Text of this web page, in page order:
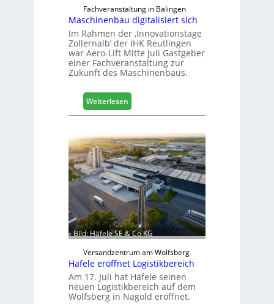
Fachveranstaltung in Balingen
Maschinenbau digitalisiert sich
Im Rahmen der ‚Innovationstage
Zollernalb‘ der IHK Reutlingen
war Aero-Lift Mitte Juli Gastgeber
einer Fachveranstaltung zur
Zukunft des Maschinenbaus.
Weiterlesen:
M
s
c
h
i
n
e
n
b
a
u
d
i
g
i
t
Bild: Häfele SE & Co KG
Versandzentrum am Wolfsberg
Häfele eröffnet Logistikbereich
Am 17. Juli hat Häfele seinen
neuen Logistikbereich auf dem
Wolfsberg in Nagold eröffnet.